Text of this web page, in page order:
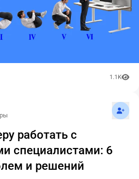
1.1K
работать с
специалистами: 6
и решений